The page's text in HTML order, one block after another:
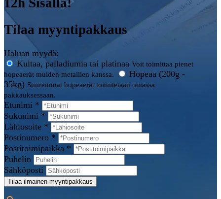
12h Sisällä!
Tilaa myyntipakkaus
Haluan myydä:
Kultaa, palladiumia tai platinaa Voit toimittaa pienet
hopeaerät muiden metallien kanssa.
Hopeaa (200g -
35kg) Suuremmat hopeaerät toimitetaan omassa
pakkauksessaan.
Etunimi *
Sukunimi *
Lähiosoite *
Postinumero *
Postitoimipaikka *
Puhelin
Sähköposti
Tilaa ilmainen myyntipakkaus